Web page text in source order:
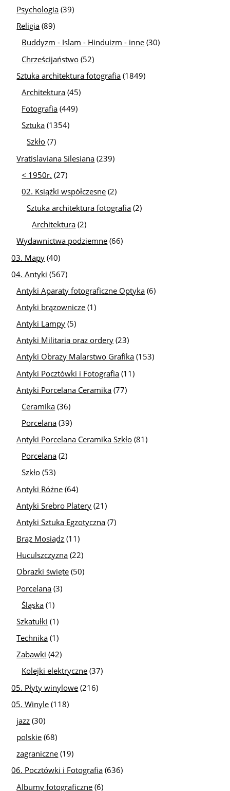
Psychologia (39)
Religia (89)
Buddyzm - Islam - Hinduizm - inne (30)
Chrześcijaństwo (52)
Sztuka architektura fotografia (1849)
Architektura (45)
Fotografia (449)
Sztuka (1354)
Szkło (7)
Vratislaviana Silesiana (239)
< 1950r. (27)
02. Książki współczesne (2)
Sztuka architektura fotografia (2)
Architektura (2)
Wydawnictwa podziemne (66)
03. Mapy (40)
04. Antyki (567)
Antyki Aparaty fotograficzne Optyka (6)
Antyki brązownicze (1)
Antyki Lampy (5)
Antyki Militaria oraz ordery (23)
Antyki Obrazy Malarstwo Grafika (153)
Antyki Pocztówki i Fotografia (11)
Antyki Porcelana Ceramika (77)
Ceramika (36)
Porcelana (39)
Antyki Porcelana Ceramika Szkło (81)
Porcelana (2)
Szkło (53)
Antyki Różne (64)
Antyki Srebro Platery (21)
Antyki Sztuka Egzotyczna (7)
Brąz Mosiądz (11)
Huculszczyzna (22)
Obrazki święte (50)
Porcelana (3)
Śląska (1)
Szkatułki (1)
Technika (1)
Zabawki (42)
Kolejki elektryczne (37)
05. Płyty winylowe (216)
05. Winyle (118)
jazz (30)
polskie (68)
zagraniczne (19)
06. Pocztówki i Fotografia (636)
Albumy fotograficzne (6)